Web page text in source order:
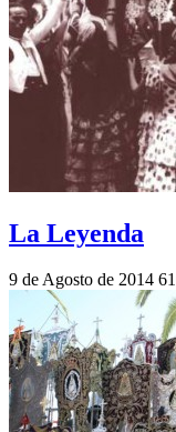
La Leyenda
9 de Agosto de 2014